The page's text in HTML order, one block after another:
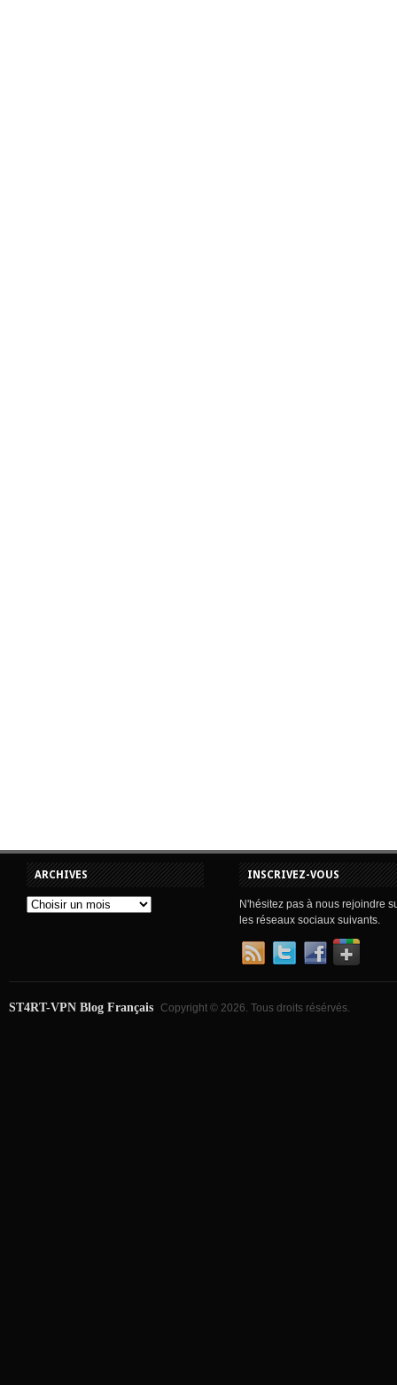
ARCHIVES INSCRIVEZ-VOUS
N'hésitez pas à nous rejoindre
les réseaux sociaux suivants.
ST4RT-VPN Blog Français Copyright © 2026. Tous droits résérvés.